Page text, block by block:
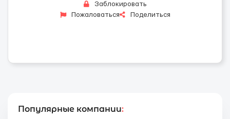
Заблокировать
Пожаловаться
Поделиться
Популярные компании: